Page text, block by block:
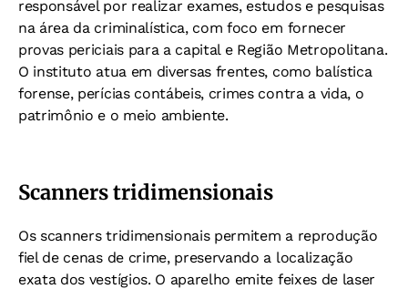
responsável por realizar exames, estudos e pesquisas
na área da criminalística, com foco em fornecer
provas periciais para a capital e Região Metropolitana.
O instituto atua em diversas frentes, como balística
forense, perícias contábeis, crimes contra a vida, o
patrimônio e o meio ambiente.
Scanners tridimensionais
Os scanners tridimensionais permitem a reprodução
fiel de cenas de crime, preservando a localização
exata dos vestígios. O aparelho emite feixes de laser